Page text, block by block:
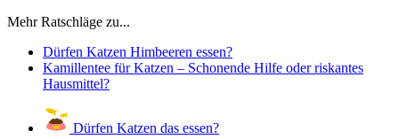
Mehr Ratschläge zu...
Dürfen Katzen Himbeeren essen?
Kamillentee für Katzen – Schonende Hilfe oder riskantes
Hausmittel?
Dürfen Katzen das essen?